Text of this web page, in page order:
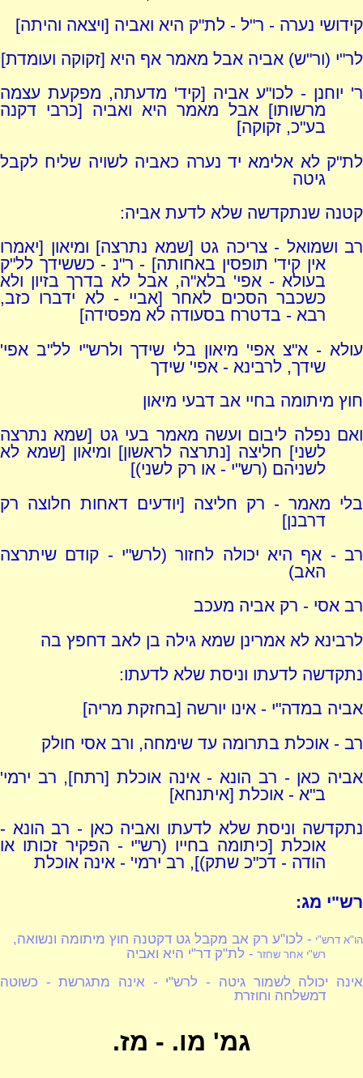
קידושי נערה - ר"ל - לת"ק היא ואביה [ויצאה והיתה]
לר"י (ור"ש) אביה אבל מאמר אף היא [זקוקה ועומדת]
ר' יוחנן - לכו"ע אביה [קיד' מדעתה, מפקעת עצמה
מרשותו] אבל מאמר היא ואביה [כרבי דקנה
בע"כ, זקוקה]
לת"ק לא אלימא יד נערה כאביה לשויה שליח לקבל
גיטה
קטנה שנתקדשה שלא לדעת אביה:
רב ושמואל - צריכה גט [שמא נתרצה] ומיאון [יאמרו
אין קיד' תופסין באחותה] - ר"נ - כששידך לל"ק
בעולא - אפי' בלא"ה, אבל לא בדרך בזיון ולא
כשכבר הסכים לאחר [אביי - לא ידברו כזב,
רבא - בדטרח בסעודה לא מפסידה]
עולא - א"צ אפי' מיאון בלי שידך ולרש"י לל"ב אפי'
שידך, לרבינא - אפי' שידך
חוץ מיתומה בחיי אב דבעי מיאון
ואם נפלה ליבום ועשה מאמר בעי גט [שמא נתרצה
לשני] חליצה [נתרצה לראשון] ומיאון [שמא לא
לשניהם (רש"י - או רק לשני)]
בלי מאמר - רק חליצה [יודעים דאחות חלוצה רק
דרבנן]
רב - אף היא יכולה לחזור (לרש"י - קודם שיתרצה
האב)
רב אסי - רק אביה מעכב
לרבינא לא אמרינן שמא גילה בן לאב דחפץ בה
נתקדשה לדעתו וניסת שלא לדעתו:
אביה במדה"י - אינו יורשה [בחזקת מריה]
רב - אוכלת בתרומה עד שימחה, ורב אסי חולק
אביה כאן - רב הונא - אינה אוכלת [רתח], רב ירמי'
ב"א - אוכלת [איתנחא]
נתקדשה וניסת שלא לדעתו ואביה כאן - רב הונא -
אוכלת [כיתומה בחייו (רש"י - הפקיר זכותו או
הודה - דכ"כ שתק)], רב ירמי' - אינה אוכלת
רש"י מג:
הו"א דרש"י - לכו"ע רק אב מקבל גט דקטנה חוץ מיתומה ונשואה,
רש"י אחר שחזר - לת"ק דר"י היא ואביה
אינה יכולה לשמור גיטה - לרש"י - אינה מתגרשת - כשוטה
דמשלחה וחוזרת
גמ' מו. - מז.